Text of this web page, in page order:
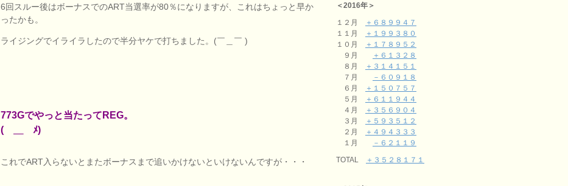
6回スルー後はボーナスでのART当選率が80％になりますが、これはちょっと早か
ったかも。
ライジングでイライラしたので半分ヤケで打ちました。(￣＿￣ )
773Gでやっと当たってREG。
(￣＿￣ﾒ)
これでART入らないとまたボーナスまで追いかけないといけないんですが・・・
＜2016年＞
１２月
＋６８９９４７
１１月
＋１９９３８０
１０月
＋１７８９５２
９月
＋６１３２８
８月
＋３１４１５１
７月
－６０９１８
６月
＋１５０７５７
５月
＋６１１９４４
４月
＋３５６９０４
３月
＋５９３５１２
２月
＋４９４３３３
１月
－６２１１９
TOTAL
＋３５２８１７１